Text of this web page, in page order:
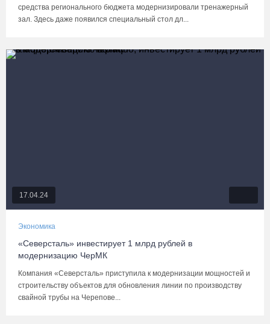
средства регионального бюджета модернизировали тренажерный
зал. Здесь даже появился специальный стол дл...
17.04.24
Экономика
«Северсталь» инвестирует 1 млрд рублей в
модернизацию ЧерМК
Компания «Северсталь» приступила к модернизации мощностей и
строительству объектов для обновления линии по производству
свайной трубы на Черепове...